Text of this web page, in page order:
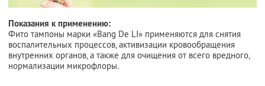
Показания к применению:
Фито тампоны марки «Bang De LI» применяются для снятия
воспалительных процессов, активизации кровообращения
внутренних органов, а также для очищения от всего вредного,
нормализации микрофлоры.